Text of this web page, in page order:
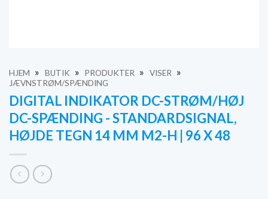
HJEM » BUTIK » PRODUKTER » VISER »
JÆVNSTRØM/SPÆNDING
DIGITAL INDIKATOR DC-STRØM/HØJ
DC-SPÆNDING - STANDARDSIGNAL,
HØJDE TEGN 14 MM M2-H | 96 X 48